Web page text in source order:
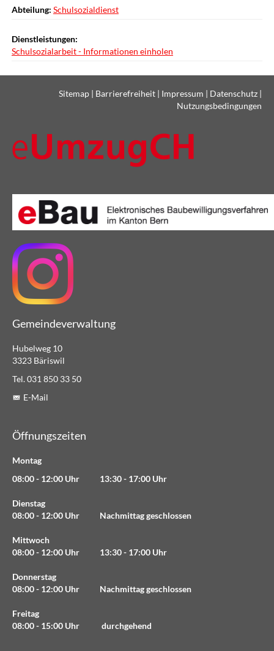
Abteilung: Schulsozialdienst
Dienstleistungen:
Schulsozialarbeit - Informationen einholen
Sitemap Barrierefreiheit Impressum Datenschutz
Nutzungsbedingungen
Gemeindeverwaltung
Hubelweg 10
3323 Bäriswil
Tel. 031 850 33 50
E-Mail
Öffnungszeiten
Montag
08:00 - 12:00 Uhr 13:30 - 17:00 Uhr
Dienstag
08:00 - 12:00 Uhr Nachmittag geschlossen
Mittwoch
08:00 - 12:00 Uhr 13:30 - 17:00 Uhr
Donnerstag
08:00 - 12:00 Uhr Nachmittag geschlossen
Freitag
08:00 - 15:00 Uhr durchgehend